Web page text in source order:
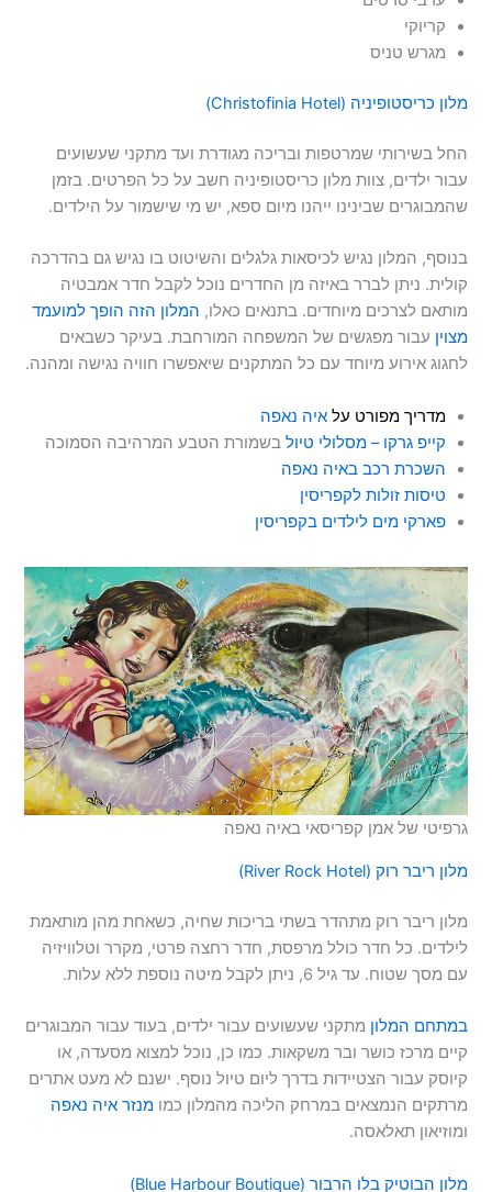
קריוקי
מגרש טניס
מלון כריסטופיניה (Christofinia Hotel)
החל בשירותי שמרטפות ובריכה מגודרת ועד מתקני שעשועים
עבור ילדים, צוות מלון כריסטופיניה חשב על כל הפרטים. בזמן
שהמבוגרים שבינינו ייהנו מיום ספא, יש מי שישמור על הילדים.
בנוסף, המלון נגיש לכיסאות גלגלים והשיטוט בו נגיש גם בהדרכה
קולית. ניתן לברר באיזה מן החדרים נוכל לקבל חדר אמבטיה
מותאם לצרכים מיוחדים. בתנאים כאלו, המלון הזה הופך למועמד
מצוין עבור מפגשים של המשפחה המורחבת. בעיקר כשבאים
לחגוג אירוע מיוחד עם כל המתקנים שיאפשרו חוויה נגישה ומהנה.
מדריך מפורט עלאיה נאפה
קייפ גרקו – מסלולי טיול בשמורת הטבע המרהיבה הסמוכה
השכרת רכב באיה נאפה
טיסות זולות לקפריסין
פארקי מים לילדים בקפריסין
גרפיטי של אמן קפריסאי באיה נאפה
מלון ריבר רוק (River Rock Hotel)
מלון ריבר רוק מתהדר בשתי בריכות שחיה, כשאחת מהן מותאמת
לילדים. כל חדר כולל מרפסת, חדר רחצה פרטי, מקרר וטלוויזיה
עם מסך שטוח. עד גיל 6, ניתן לקבל מיטה נוספת ללא עלות.
במתחם המלון מתקני שעשועים עבור ילדים, בעוד עבור המבוגרים
קיים מרכז כושר ובר משקאות. כמו כן, נוכל למצוא מסעדה, או
קיוסק עבור הצטיידות בדרך ליום טיול נוסף. ישנם לא מעט אתרים
מרתקים הנמצאים במרחק הליכה מהמלון כמומנזר איה נאפה
ומוזיאון תאלאסה.
מלון הבוטיק בלו הרבור (Blue Harbour Boutique)